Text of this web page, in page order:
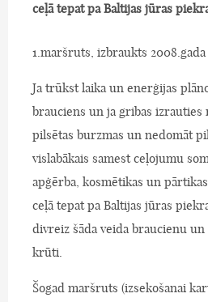
ceļā tepat pa Baltijas jūras
1.maršruts, izbraukts
Ja trūkst laika un enerģijas
brauciens un ja gribas izrauties
pilsētas burzmas un nedomāt
vislabākais samest ceļojumu
apģērba, kosmētikas un
ceļā tepat pa Baltijas jūras
divreiz šāda veida braucienu
krūti.
Šogad maršruts (izsekošanai